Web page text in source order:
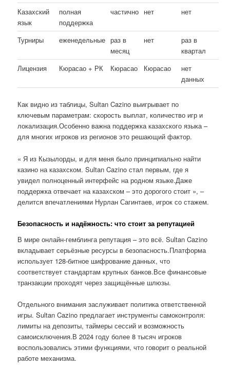
Казахский
язык
полная
поддержка
частично нет нет
Турниры еженедельные раз в
месяц
нет
раз в
квартал
Лицензия
Кюрасао + РК Кюрасао Кюрасао
нет
данных
Как видно из таблицы, Sultan Cazino выигрывает по
ключевым параметрам: скорость выплат, количество игр и
локализация.Особенно важна поддержка казахского языка –
для многих игроков из регионов это решающий фактор.
« Я из Кызылорды, и для меня было принципиально найти
казино на казахском. Sultan Cazino стал первым, где я
увидел полноценный интерфейс на родном языке.Даже
поддержка отвечает на казахском – это дорогого стоит », –
делится впечатлениями Нурлан Сагинтаев, игрок со стажем.
Безопасность и надёжность: что стоит за репутацией
В мире онлайн-гемблинга репутация – это всё. Sultan Cazino
вкладывает серьёзные ресурсы в безопасность.Платформа
использует 128-битное шифрование данных, что
соответствует стандартам крупных банков.Все финансовые
транзакции проходят через защищённые шлюзы.
Отдельного внимания заслуживает политика ответственной
игры. Sultan Cazino предлагает инструменты самоконтроля:
лимиты на депозиты, таймеры сессий и возможность
самоисключения.В 2024 году более 8 тысяч игроков
воспользовались этими функциями, что говорит о реальной
работе механизма.